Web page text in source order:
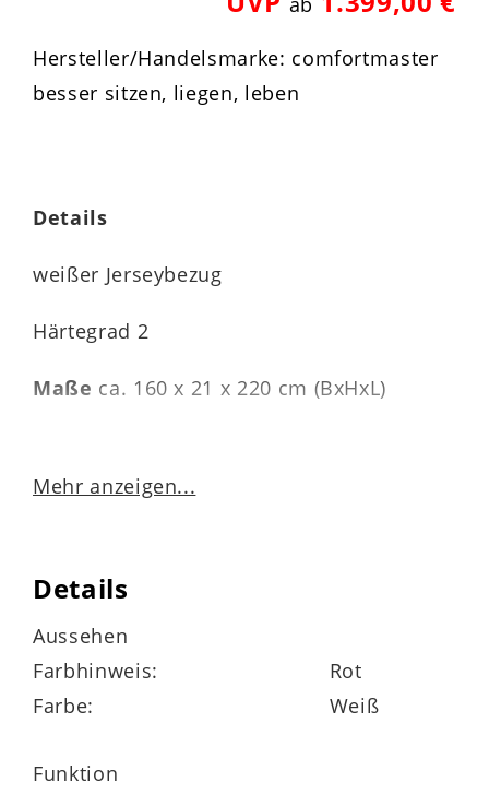
Hersteller/Handelsmarke: comfortmaster
besser sitzen, liegen, leben
Details
weißer Jerseybezug
Härtegrad 2
Maße ca. 160 x 21 x 220 cm (BxHxL)
Matratzenbezug
Belüftung der Matratze
vier Wendeschlaufen
vierseitiger roter Reißverschluss
Mehr anzeigen...
Details
Aussehen
Farbhinweis:
Rot
Farbe:
Weiß
Funktion